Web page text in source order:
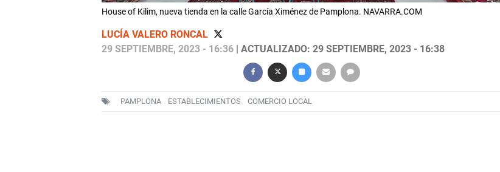
House of Kilim, nueva tienda en la calle García Ximénez de Pamplona. NAVARRA.COM
LUCÍA VALERO RONCAL
29 SEPTIEMBRE, 2023 - 16:36| ACTUALIZADO: 29 SEPTIEMBRE, 2023 - 16:38
PAMPLONA ESTABLECIMIENTOS COMERCIO LOCAL